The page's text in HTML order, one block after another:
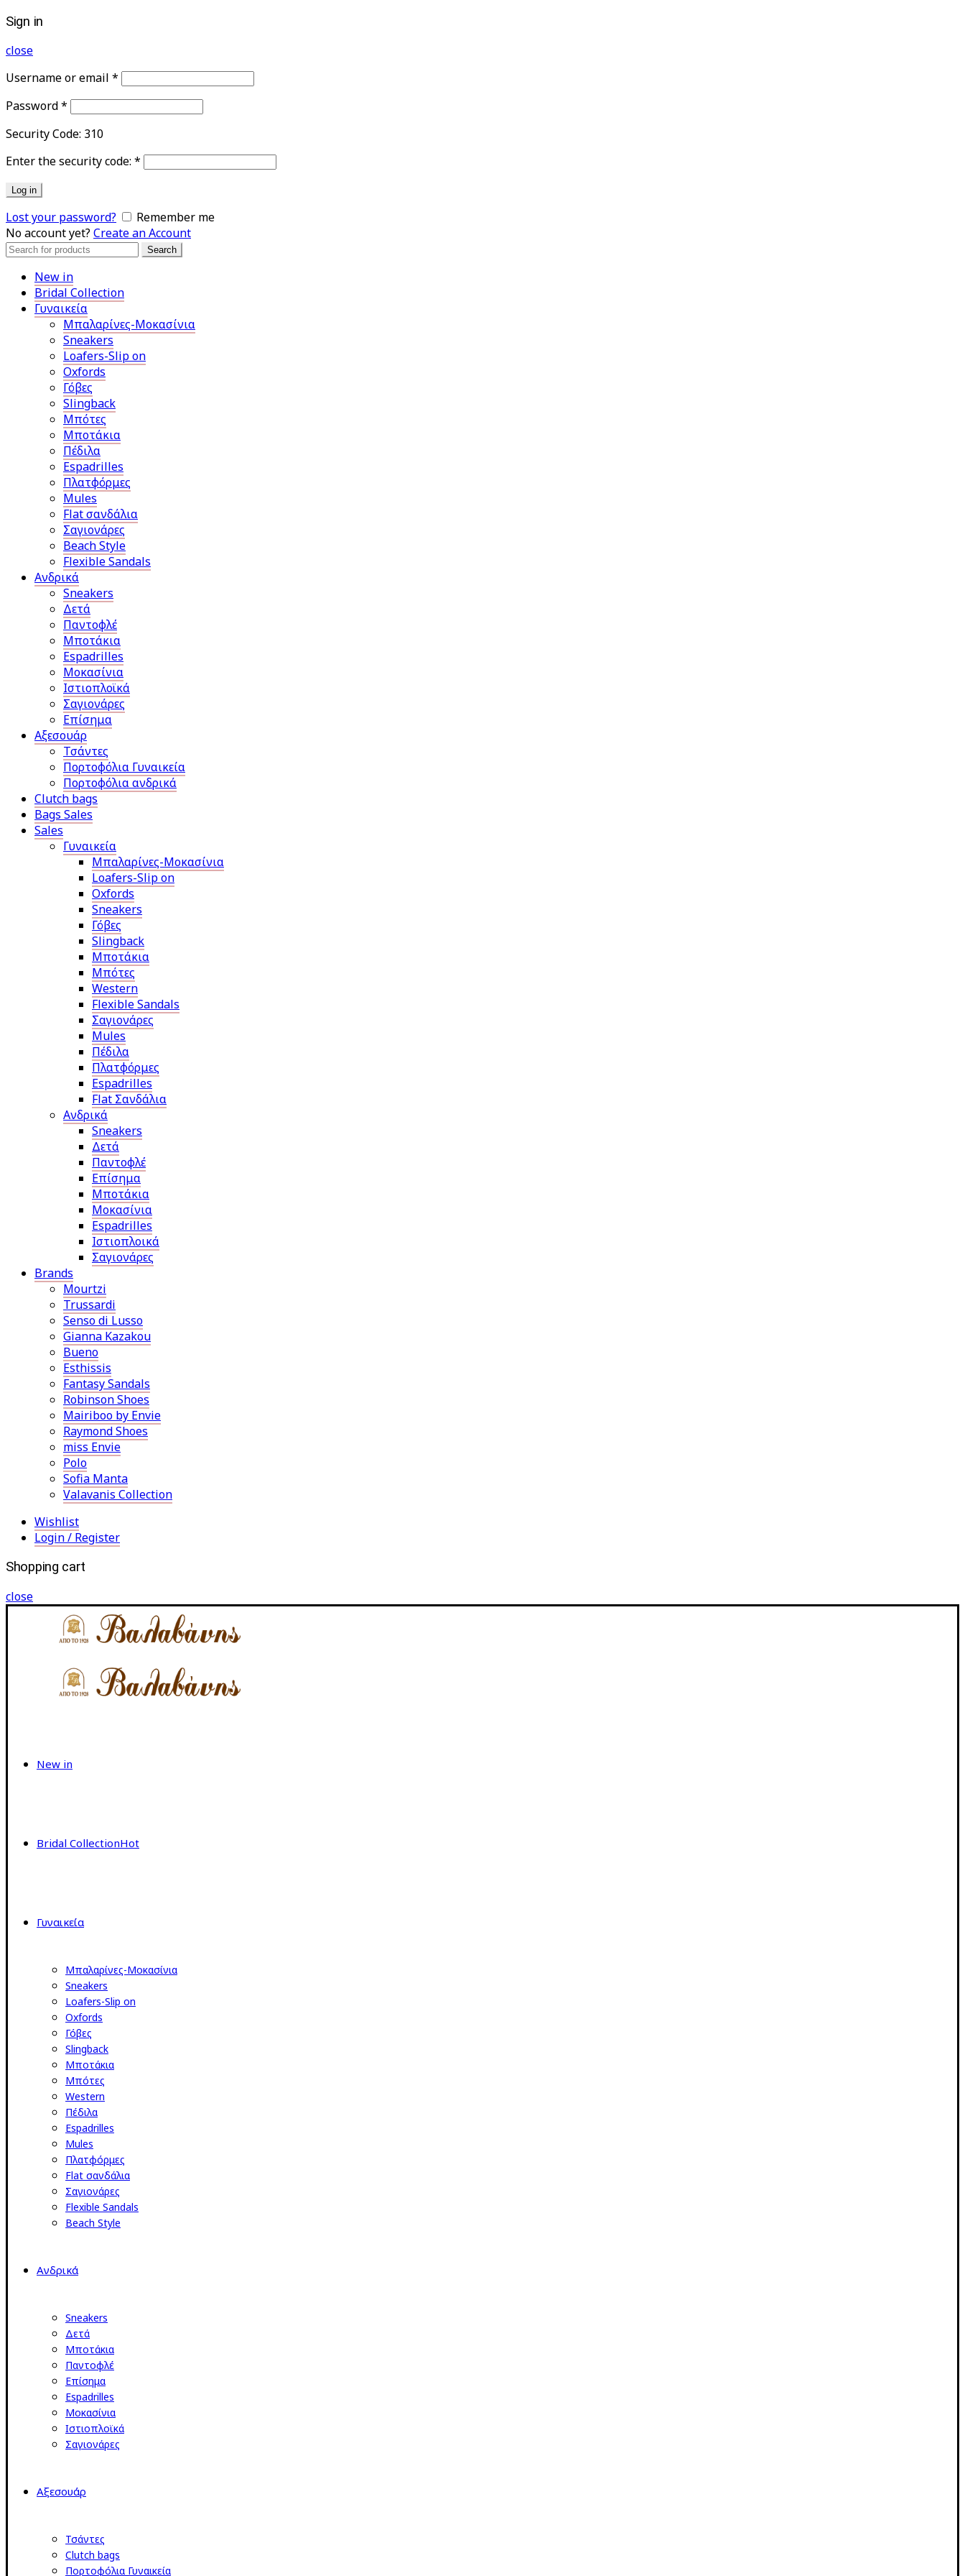
Sign in
close
Username or email *
Password*
Security Code: 310
Enter the security code: *
Log in
Lost your password?
Remember me
No account yet? Create an Account
Search
Search
New in
Bridal Collection
Γυναικεία
Μπαλαρίνες-Μοκασίνια
Sneakers
Loafers-Slip on
Oxfords
Γόβες
Slingback
Μπότες
Μποτάκια
Πέδιλα
Espadrilles
Πλατφόρμες
Mules
Flat σανδάλια
Σαγιονάρες
Beach Style
Flexible Sandals
Ανδρικά
Sneakers
Δετά
Παντοφλέ
Μποτάκια
Espadrilles
Μοκασίνια
Ιστιοπλοϊκά
Σαγιονάρες
Επίσημα
Αξεσουάρ
Τσάντες
Πορτοφόλια Γυναικεία
Πορτοφόλια ανδρικά
Clutch bags
Bags Sales
Sales
Γυναικεία
Μπαλαρίνες-Μοκασίνια
Loafers-Slip on
Oxfords
Sneakers
Γόβες
Slingback
Μποτάκια
Μπότες
Western
Flexible Sandals
Σαγιονάρες
Mules
Πέδιλα
Πλατφόρμες
Espadrilles
Flat Σανδάλια
Ανδρικά
Sneakers
Δετά
Παντοφλέ
Επίσημα
Μποτάκια
Μοκασίνια
Espadrilles
Ιστιοπλοικά
Σαγιονάρες
Brands
Mourtzi
Trussardi
Senso di Lusso
Gianna Kazakou
Bueno
Esthissis
Fantasy Sandals
Robinson Shoes
Mairiboo by Envie
Raymond Shoes
miss Envie
Polo
Sofia Manta
Valavanis Collection
Wishlist
Login / Register
Shopping cart
close
New in
Bridal CollectionHot
Γυναικεία
Μπαλαρίνες-Μοκασίνια
Sneakers
Loafers-Slip on
Oxfords
Γόβες
Slingback
Μποτάκια
Μπότες
Western
Πέδιλα
Espadrilles
Mules
Πλατφόρμες
Flat σανδάλια
Σαγιονάρες
Flexible Sandals
Beach Style
Ανδρικά
Sneakers
Δετά
Μποτάκια
Παντοφλέ
Επίσημα
Espadrilles
Μοκασίνια
Ιστιοπλοϊκά
Σαγιονάρες
Αξεσουάρ
Τσάντες
Clutch bags
Πορτοφόλια Γυναικεία